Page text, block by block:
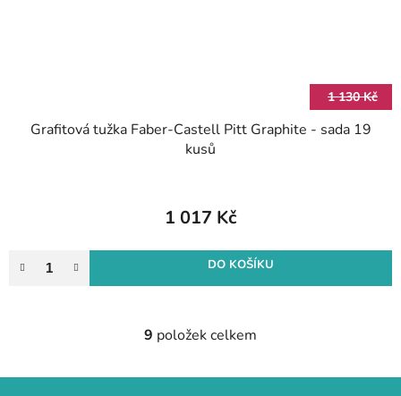
1 130 Kč
Grafitová tužka Faber-Castell Pitt Graphite - sada 19
kusů
1 017 Kč
DO KOŠÍKU
O
l
9 položek celkem